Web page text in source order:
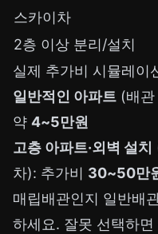
스카이차
2층 이상 분리/설치
실제 추가비 시뮬레이
일반적인 아파트 (배
약 4~5만원
고층 아파트·외벽 설치
차): 추가비 30~50만
매립배관인지 일반배
하세요. 잘못 선택하